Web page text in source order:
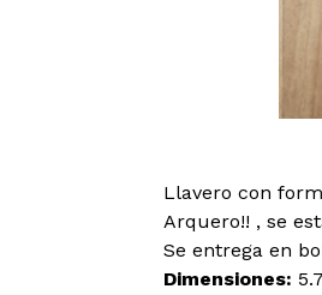
Llavero con
Arquero!! , se
Se entrega en
Dimensiones: